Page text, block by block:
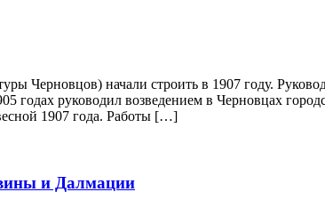
Черновцов) начали строить в 1907 году.
руководил возведением в Черновцах
1907 года. Работы […]
и Далмации